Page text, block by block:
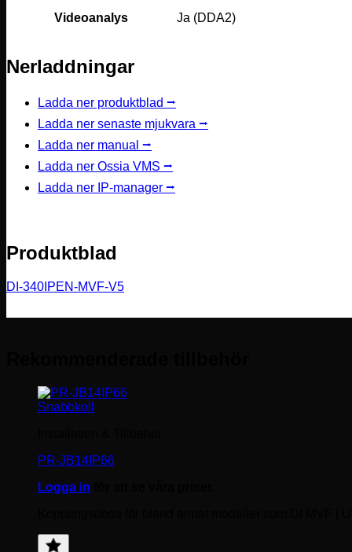
Videoanalys Ja (DDA2)
Nerladdningar
Ladda ner produktblad ⭢
Ladda ner senaste mjukvara ⭢
Ladda ner manual ⭢
Ladda ner Ossia VMS ⭢
Ladda ner IP-manager ⭢
Produktblad
DI-340IPEN-MVF-V5
Snabbkoll
PR-JB14IP66
Logga in